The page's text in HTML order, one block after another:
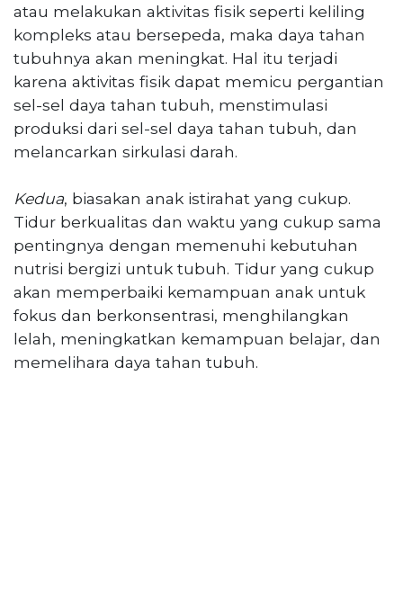
atau melakukan aktivitas fisik seperti keliling
kompleks atau bersepeda, maka daya tahan
tubuhnya akan meningkat. Hal itu terjadi
karena aktivitas fisik dapat memicu pergantian
sel-sel daya tahan tubuh, menstimulasi
produksi dari sel-sel daya tahan tubuh, dan
melancarkan sirkulasi darah.
Kedua, biasakan anak istirahat yang cukup.
Tidur berkualitas dan waktu yang cukup sama
pentingnya dengan memenuhi kebutuhan
nutrisi bergizi untuk tubuh. Tidur yang cukup
akan memperbaiki kemampuan anak untuk
fokus dan berkonsentrasi, menghilangkan
lelah, meningkatkan kemampuan belajar, dan
memelihara daya tahan tubuh.